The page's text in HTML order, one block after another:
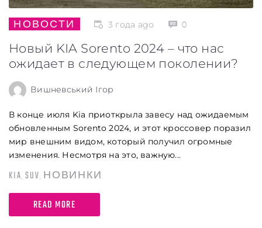
НОВОСТИ 3 года ago 0
Новый KIA Sorento 2024 – что нас
ожидает в следующем поколении?
Вишневський Ігор
В конце июля Kia приоткрыла завесу над ожидаемым
обновленным Sorento 2024, и этот кроссовер поразил
мир внешним видом, который получил огромные
изменения. Несмотря на это, важную...
KIA SUV НОВИНКИ
READ MORE